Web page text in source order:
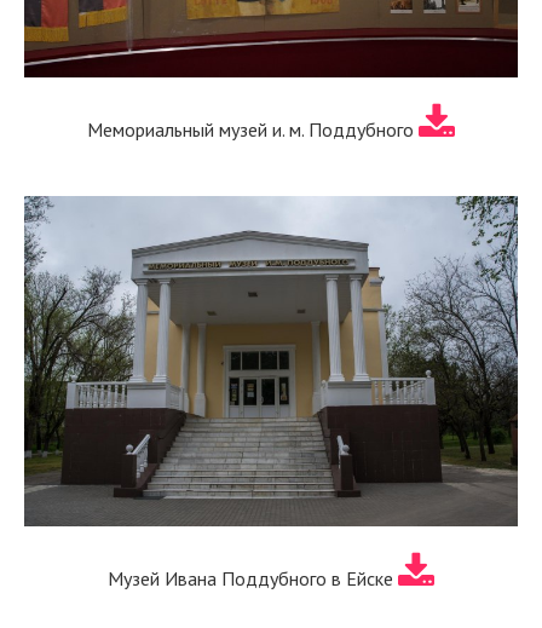
Мемориальный музей и. м. Поддубного
Музей Ивана Поддубного в Ейске